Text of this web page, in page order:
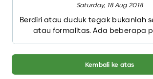
Saturday, 18 Aug 2018
Berdiri atau duduk tegak bukanlah
atau formalitas. Ada beberapa
mengenai bagaimana postur yang
hidup masyarakat jaman
banyak orang menghabiskan
posisi duduk membungkuk di
Kembali ke atas